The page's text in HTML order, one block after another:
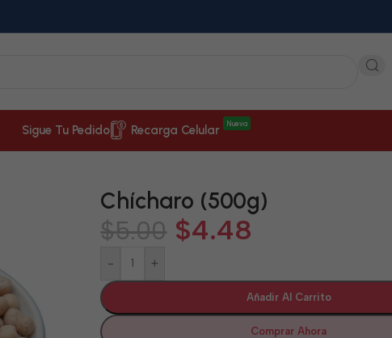
Sigue Tu Pedido Recarga Celular Nueva
Chícharo (500g)
$5.00 $4.48
- +
Añadir Al Carrito
Comprar Ahora